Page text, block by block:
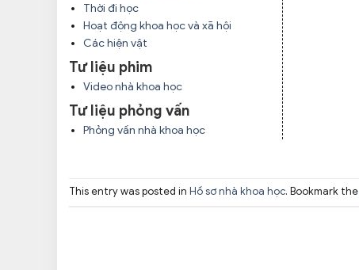
Thời đi học
Hoạt động khoa học và xã hội
Các hiện vật
Tư liệu phim
Video nhà khoa học
Tư liệu phỏng vấn
Phỏng vấn nhà khoa học
This entry was posted in Hồ sơ nhà khoa học. Bookmark the